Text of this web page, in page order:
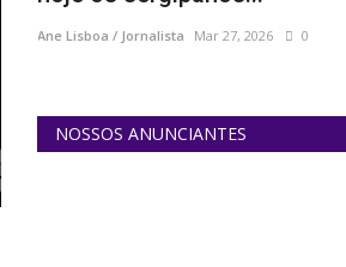
Ane Lisboa / Jornalista Mar 27, 2026 0
NOSSOS ANUNCIANTES